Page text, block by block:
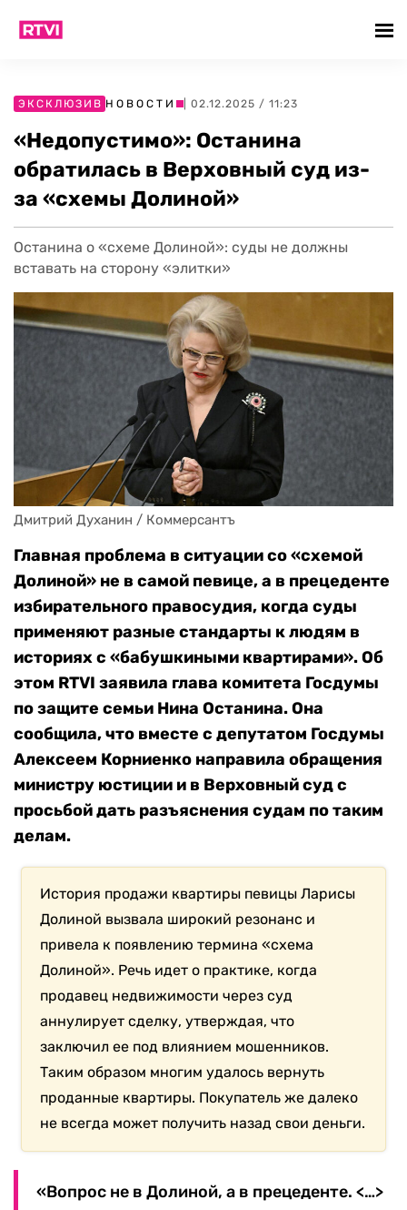
ЭКСКЛЮЗИВ НОВОСТИ | 02.12.2025 / 11:23
«Недопустимо»: Останина
обратилась в Верховный суд из-
за «схемы Долиной»
Останина о «схеме Долиной»: суды не должны
вставать на сторону «элитки»
Дмитрий Духанин / Коммерсантъ
Главная проблема в ситуации со «схемой
Долиной» не в самой певице, а в прецеденте
избирательного правосудия, когда суды
применяют разные стандарты к людям в
историях с «бабушкиными квартирами».Об
этом RTVI заявила глава комитета Госдумы
по защите семьи Нина Останина. Она
сообщила, что вместе с депутатом Госдумы
Алексеем Корниенко направила обращения
министру юстиции и в Верховный суд с
просьбой дать разъяснения судам по таким
делам.
История продажи квартиры певицы Ларисы
Долиной вызвала широкий резонанс и
привела к появлению термина «схема
Долиной». Речь идет о практике, когда
продавец недвижимости через суд
аннулирует сделку, утверждая, что
заключил ее под влиянием мошенников.
Таким образом многим удалось вернуть
проданные квартиры. Покупатель же далеко
не всегда может получить назад свои деньги.
«Вопрос не в Долиной, а в прецеденте. <…>